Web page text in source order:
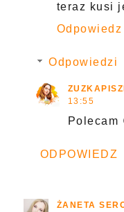
teraz kusi
Odpowiedz
Odpowiedzi
13:55
Polecam
ODPOWIEDZ
ŻANETA